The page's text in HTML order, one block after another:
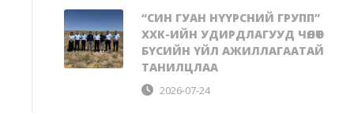
“СИН ГУАН НҮҮРСНИЙ ГРУПП”
ХХК-ИЙН УДИРДЛАГУУД ЧӨЛӨӨТ
БҮСИЙН ҮЙЛ АЖИЛЛАГААТАЙ
ТАНИЛЦЛАА
2026-07-24